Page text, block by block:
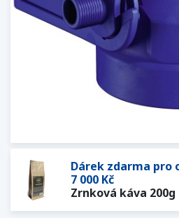
Dárek zdarma pro
7 000 Kč
Zrnková káva 200g